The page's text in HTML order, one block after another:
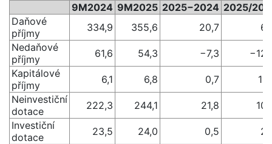
9M2024 9M2025 2025−2024 2025/
Daňové
příjmy
334,9 355,6 20,7
6
Nedaňové
příjmy
61,6 54,3 −7,3
−12
Kapitálové
příjmy
6,1 6,8 0,7
11
Neinvestiční
dotace
222,3 244,1 21,8
10
Investiční
dotace
23,5 24,0 0,5
2